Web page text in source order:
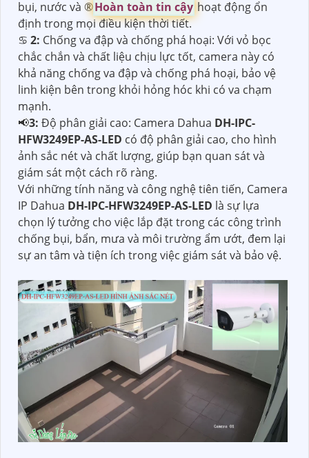
bụi, nước và ®️Hoàn toàn tin cậy hoạt động ổn
định trong mọi điều kiện thời tiết.
♋ 2: Chống va đập và chống phá hoại: Với vỏ bọc
chắc chắn và chất liệu chịu lực tốt, camera này có
khả năng chống va đập và chống phá hoại, bảo vệ
linh kiện bên trong khỏi hỏng hóc khi có va chạm
mạnh.
📢3: Độ phân giải cao: Camera Dahua DH-IPC-
HFW3249EP-AS-LED có độ phân giải cao, cho hình
ảnh sắc nét và chất lượng, giúp bạn quan sát và
giám sát một cách rõ ràng.
Với những tính năng và công nghệ tiên tiến, Camera
IP Dahua DH-IPC-HFW3249EP-AS-LED là sự lựa
chọn lý tưởng cho việc lắp đặt trong các công trình
chống bụi, bẩn, mưa và môi trường ẩm ướt, đem lại
sự an tâm và tiện ích trong việc giám sát và bảo vệ.